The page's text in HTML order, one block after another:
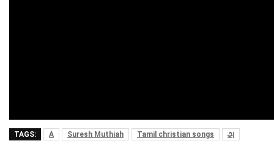
TAGS: A Suresh Muthiah Tamil christian songs அ